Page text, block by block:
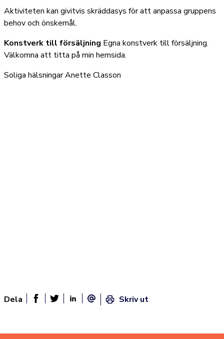
Aktiviteten kan givitvis skräddasys för att anpassa gruppens
behov och önskemål.
Konstverk till försäljning Egna konstverk till försäljning.
Välkomna att titta på min hemsida.
Soliga hälsningar Anette Classon
Dela
Dela sidan på Facebook
E-post
Skriv ut